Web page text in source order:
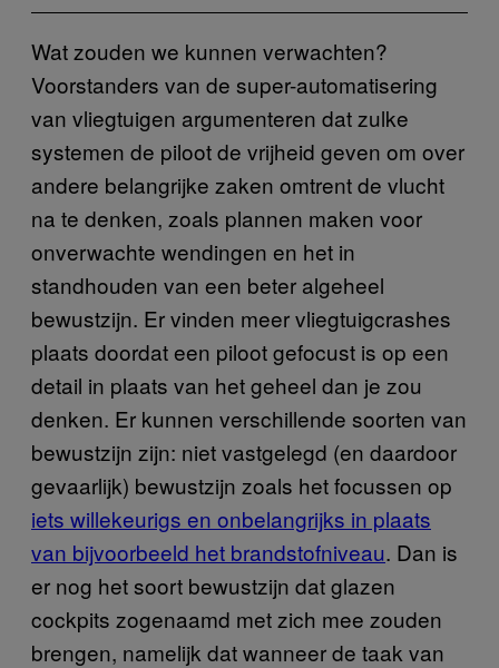
Wat zouden we kunnen verwachten?
Voorstanders van de super-automatisering
van vliegtuigen argumenteren dat zulke
systemen de piloot de vrijheid geven om over
andere belangrijke zaken omtrent de vlucht
na te denken, zoals plannen maken voor
onverwachte wendingen en het in
standhouden van een beter algeheel
bewustzijn. Er vinden meer vliegtuigcrashes
plaats doordat een piloot gefocust is op een
detail in plaats van het geheel dan je zou
denken. Er kunnen verschillende soorten van
bewustzijn zijn: niet vastgelegd (en daardoor
gevaarlijk) bewustzijn zoals het focussen op
iets willekeurigs en onbelangrijks in plaats
van bijvoorbeeld het brandstofniveau. Dan is
er nog het soort bewustzijn dat glazen
cockpits zogenaamd met zich mee zouden
brengen, namelijk dat wanneer de taak van